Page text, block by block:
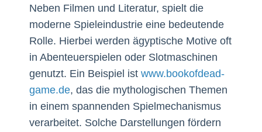
Neben Filmen und Literatur, spielt die
moderne Spieleindustrie eine bedeutende
Rolle. Hierbei werden ägyptische Motive oft
in Abenteuerspielen oder Slotmaschinen
genutzt. Ein Beispiel ist www.bookofdead-
game.de, das die mythologischen Themen
in einem spannenden Spielmechanismus
verarbeitet. Solche Darstellungen fördern